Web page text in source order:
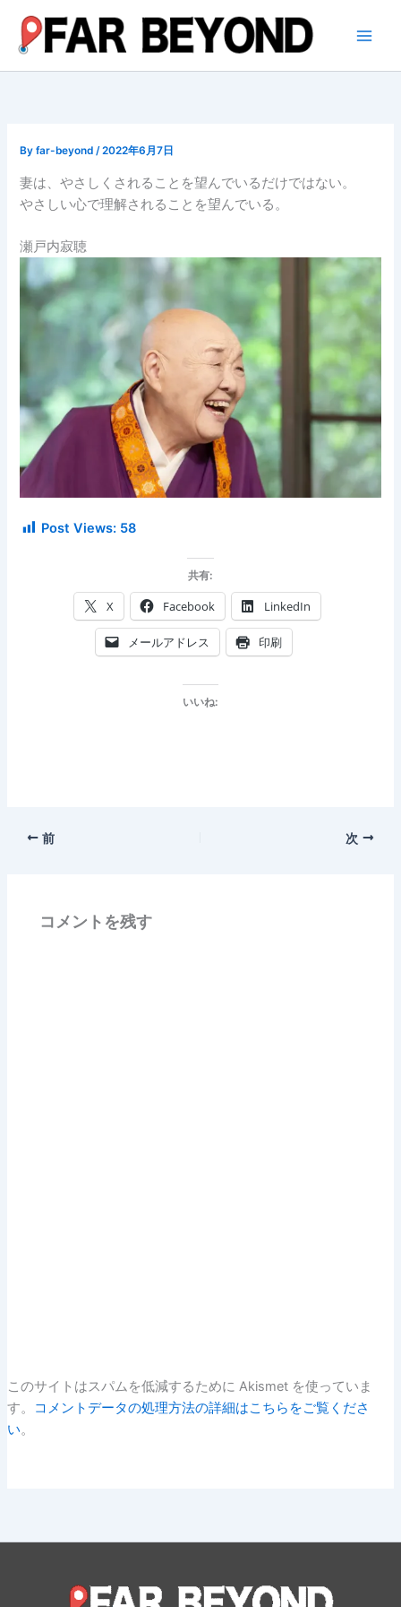
ス
Byfar-beyond/2022年6月7日
妻は、やさしくされることを望んでいるだけではない。
やさしい心で理解されることを望んでいる。
瀬戸内寂聴
Post Views: 58
共有:
X Facebook LinkedIn
メールアドレス 印刷
いいね:
前 次
コメントを残す
このサイトはスパムを低減するために Akismet を使っていま
す。
コメントデータの処理方法の詳細はこちらをご覧くださ
い。